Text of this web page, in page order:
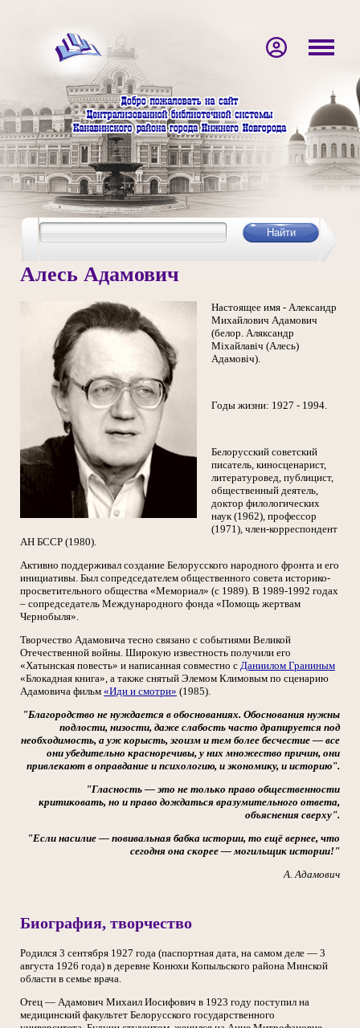
Алесь Адамович
Настоящее имя - Александр
Михайлович Адамович
(белор. Аляксандр
Міхайлавіч (Алесь)
Адамовіч).
Годы жизни: 1927 - 1994.
Белорусский советский
писатель, киносценарист,
литературовед, публицист,
общественный деятель,
доктор филологических
наук (1962), профессор
(1971), член-корреспондент
АН БССР (1980).
Активно поддерживал создание Белорусского народного фронта и его
инициативы. Был сопредседателем общественного совета историко-
просветительного общества «Мемориал» (с 1989). В 1989-1992 годах
– сопредседатель Международного фонда «Помощь жертвам
Чернобыля».
Творчество Адамовича тесно связано с событиями Великой
Отечественной войны. Широкую известность получили его
«Хатынская повесть» и написанная совместно с Даниилом Граниным
«Блокадная книга», а также снятый Элемом Климовым по сценарию
Адамовича фильм «Иди и смотри» (1985).
"Благородство не нуждается в обоснованиях. Обоснования нужны
подлости, низости, даже слабость часто драпируется под
необходимость, а уж корысть, эгоизм и тем более бесчестие— все
они убедительно красноречивы, у них множество причин, они
привлекают в оправдание и психологию, и экономику, и историю".
"Гласность — это не только право общественности
критиковать, но и право дождаться вразумительного ответа,
объяснения сверху".
"Если насилие — повивальная бабка истории, то ещё вернее, что
сегодня она скорее — могильщик истории!"
А. Адамович
Биография, творчество
Родился 3 сентября 1927 года (паспортная дата, на самом деле — 3
августа 1926 года) в деревне Конюхи Копыльского района Минской
области в семье врача.
Отец — Адамович Михаил Иосифович в 1923 году поступил на
медицинский факультет Белорусского государственного